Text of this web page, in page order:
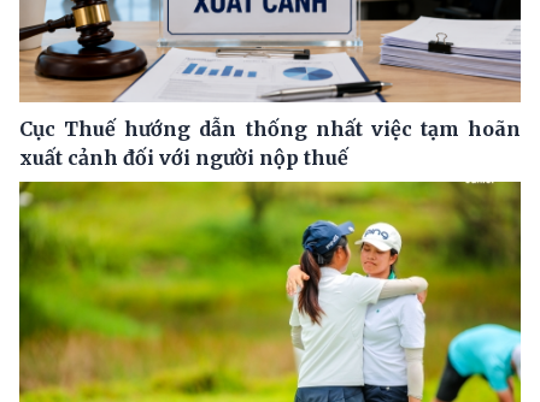
Cục Thuế hướng dẫn thống nhất việc tạm hoãn
xuất cảnh đối với người nộp thuế